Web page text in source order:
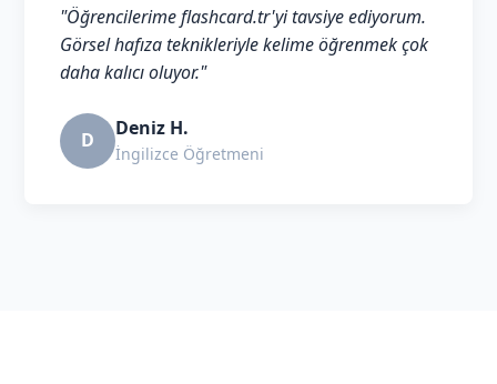
"Öğrencilerime flashcard.tr'yi tavsiye ediyorum.
Görsel hafıza teknikleriyle kelime öğrenmek çok
daha kalıcı oluyor."
D Deniz H.
İngilizce Öğretmeni